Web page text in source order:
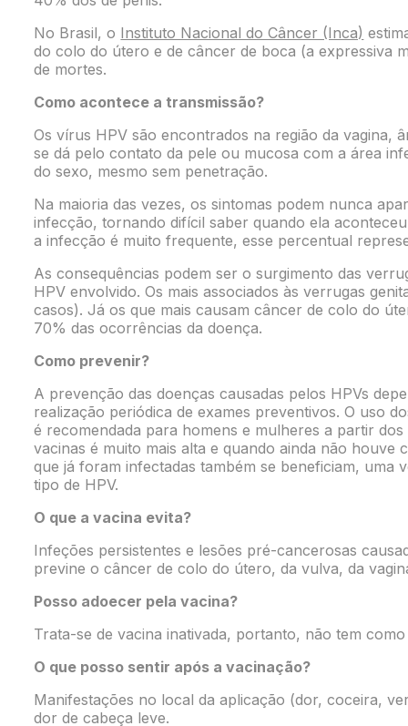
No Brasil, o Instituto Nacional do Câncer (Inca)
do colo do útero e de câncer de boca (a expressiva
de mortes.
Como acontece a transmissão?
Os vírus HPV são encontrados na região da vagina,
se dá pelo contato da pele ou mucosa com a área
do sexo, mesmo sem penetração.
Na maioria das vezes, os sintomas podem nunca
infecção, tornando difícil saber quando ela
a infecção é muito frequente, esse percentual
As consequências podem ser o surgimento das
HPV envolvido. Os mais associados às verrugas
casos). Já os que mais causam câncer de colo do
70% das ocorrências da doença.
Como prevenir?
A prevenção das doenças causadas pelos HPVs
realização periódica de exames preventivos. O uso
é recomendada para homens e mulheres a partir
vacinas é muito mais alta e quando ainda não
que já foram infectadas também se beneficiam, uma
tipo de HPV.
O que a vacina evita?
Infeções persistentes e lesões pré-cancerosas
previne o câncer de colo do útero, da vulva, da
Posso adoecer pela vacina?
Trata-se de vacina inativada, portanto, não tem
O que posso sentir após a vacinação?
Manifestações no local da aplicação (dor, coceira,
dor de cabeça leve.